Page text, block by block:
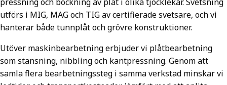
utförs i MIG, MAG och TIG av certifierade svetsare, och vi
hanterar både tunnplåt och grövre konstruktioner.
Utöver maskinbearbetning erbjuder vi plåtbearbetning
som stansning, nibbling och kantpressning. Genom att
samla flera bearbetningssteg i samma verkstad minskar vi